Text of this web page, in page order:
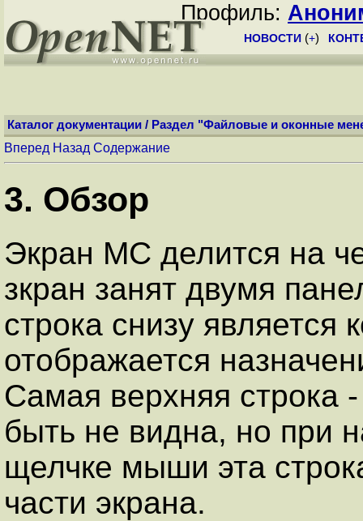
Профиль:
НОВОСТИ (+)
Каталог документации / Раздел "Файловые и оконные
Вперед Назад Содержание
3. Обзор
Экран MC делится на
зкран занят двумя
строка снизу
отображается
Самая верхняя строка
быть не видна, но при
щелчке мыши эта
части экрана.